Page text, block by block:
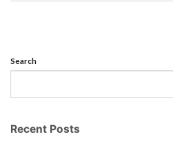
Search
Recent Posts